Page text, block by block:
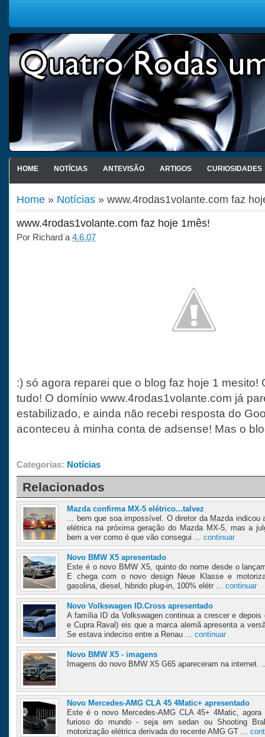
HOME NOTÍCIAS ANTEVISÃO ARTIGOS CURIOSIDADES
Home » Notícias » www.4rodas1volante.com faz
www.4rodas1volante.com faz hoje 1mês!
Por Richard a 4.6.07
:) só agora reparei que o blog faz hoje 1 mesito!
tudo! O domínio www.4rodas1volante.com já
estabilizado, e ainda não recebi resposta do
aconteceu à minha conta de adsense! Mas o
Categorias: Notícias
Relacionados
Mazda confirma MX-5 elétrico...talvez
... bem que soa impossível. O diretor da Mazda indicou
elétrica na próxima geração do Mazda MX-5, mas a
bem a ver como é que vão consegui ... continuar
Novo BMW X5 apresentado
Este é o novo BMW X5, quinto do nome desde o
E chega com o novo design Neue Klasse e
gasolina, diesel, hibrido plug-in, 100% elétr ... continuar
Novo Volkswagen ID.Cross apresentado
A família ID da Volkswagen continua a crescer e
e Cupra Raval) eis que a marca alemã apresenta a
Se estava indeciso entre a Renau ... continuar
Novo BMW X5 - imagens
Imagens do novo BMW X5 G65 apareceram na internet.
Novo Mercedes-AMG CLA 45 4Matic+ apresentado
Este é o novo Mercedes-AMG CLA 45+ 4Matic,
furioso do mundo - seja em sedan ou Shooting
motorização elétrica derivada do recente AMG GT ...